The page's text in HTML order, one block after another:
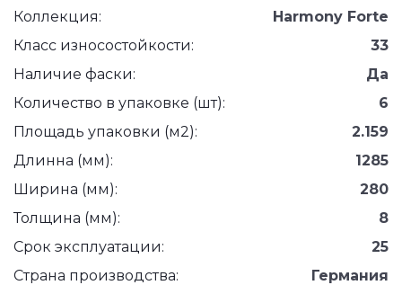
Коллекция:
Harmony Forte
Класс износостойкости:
33
Наличие фаски:
Да
Количество в упаковке (шт):
6
Площадь упаковки (м2):
2.159
Длинна (мм):
1285
Ширина (мм):
280
Толщина (мм):
8
Срок эксплуатации:
25
Страна производства:
Германия